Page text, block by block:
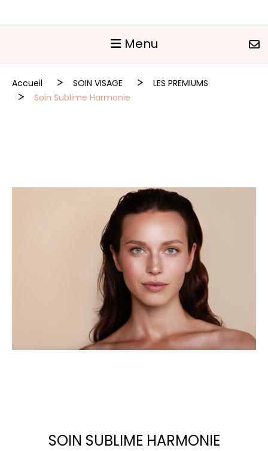
Menu
Accueil SOIN VISAGE
LES PREMIUMS
Soin Sublime Harmonie
SOIN SUBLIME HARMONIE